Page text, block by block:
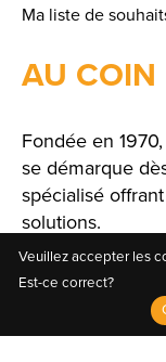
Ma liste de
AU COIN
Fondée en
se démarque
spécialisé
solutions.
Veuillez accepter les
Est-ce correct?